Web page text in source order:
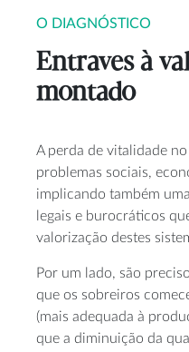
O DIAGNÓSTICO
Entraves à
montado
A perda de vitalidade
problemas sociais,
implicando também
legais e burocráticos
valorização destes
Por um lado, são
que os sobreiros
(mais adequada à
que a diminuição da